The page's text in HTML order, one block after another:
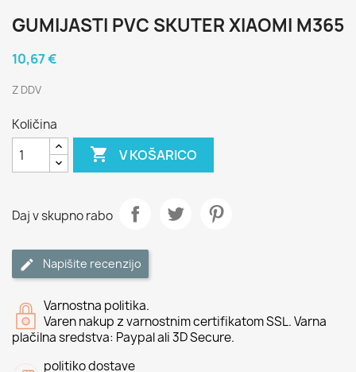
GUMIJASTI PVC SKUTER XIAOMI M365
10,67 €
Z DDV
Količina
 V KOŠARICO
Daj v skupno rabo
Napišite recenzijo
Varnostna politika.
Varen nakup z varnostnim certifikatom SSL. Varna
plačilna sredstva: Paypal ali 3D Secure.
politiko dostave